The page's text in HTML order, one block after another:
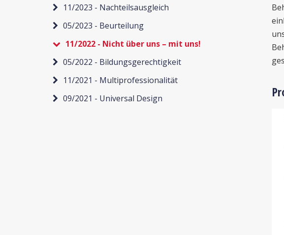
11/2023 - Nachteilsausgleich
05/2023 - Beurteilung
11/2022 - Nicht über uns – mit uns!
05/2022 - Bildungsgerechtigkeit
11/2021 - Multiprofessionalität
09/2021 - Universal Design